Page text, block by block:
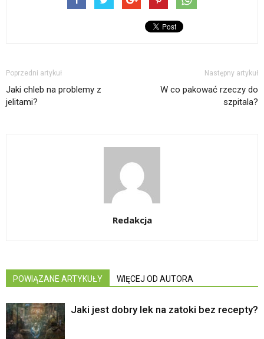
Poprzedni artykuł
Jaki chleb na problemy z
jelitami?
Następny artykuł
W co pakować rzeczy do
szpitala?
Redakcja
POWIĄZANE ARTYKUŁY WIĘCEJ OD AUTORA
Jaki jest dobry lek na zatoki bez recepty?